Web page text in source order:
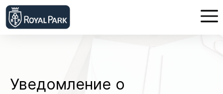
Уведомление о